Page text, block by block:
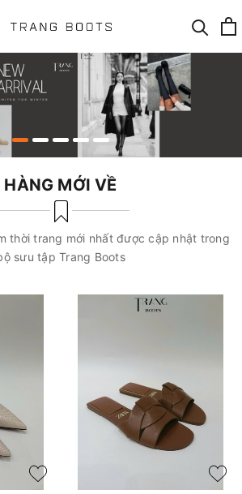
HÀNG MỚI VỀ
thời trang mới nhất được cập nhật trong
sưu tập Trang Boots